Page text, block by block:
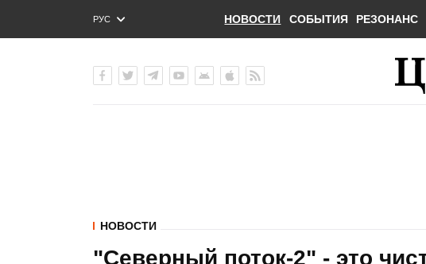
РУС
ENG
НОВОСТИ СОБЫТИЯ РЕЗОНАНС
НОВОСТИ
"Северный поток-2" - это